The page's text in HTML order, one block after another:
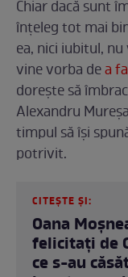
Chiar dacă sunt
înțeleg tot mai
ea, nici iubitul,
vine vorba dea
dorește să
Alexandru
timpul să își
potrivit.
CITEȘTE ȘI:
Oana
felicitați de
ce s-au